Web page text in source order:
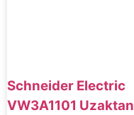
Schneider Electric
VW3A1101 Uzaktan